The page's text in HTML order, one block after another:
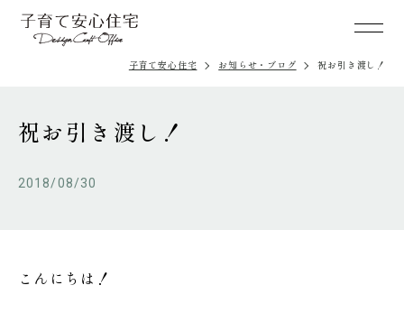
子育て安心住宅 お知らせ・ブログ 祝お引き渡し！
祝お引き渡し！
2018/08/30
こんにちは！